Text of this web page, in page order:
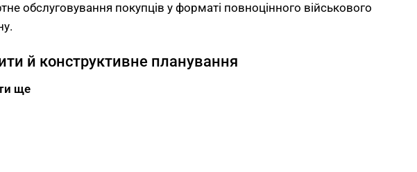
обслуговування покупців у форматі повноцінного військового
й конструктивне планування
торгового залу — 217 м². Велика площа дозволяє
ще